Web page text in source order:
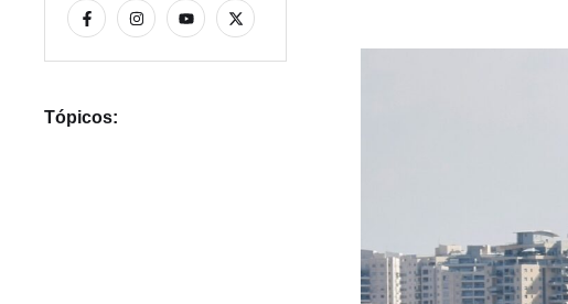
Tópicos:
O ataque já é